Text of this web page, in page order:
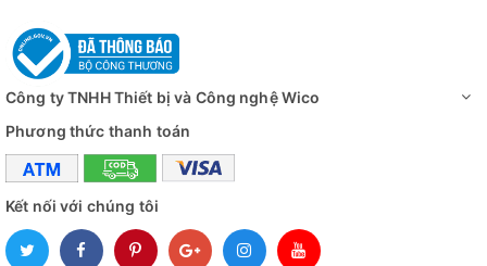
Công ty TNHH Thiết bị và Công nghệ Wico
Phương thức thanh toán
Kết nối với chúng tôi